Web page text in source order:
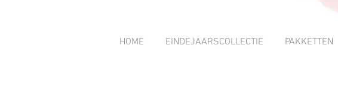
HOME EINDEJAARSCOLLECTIE PAKKETTEN